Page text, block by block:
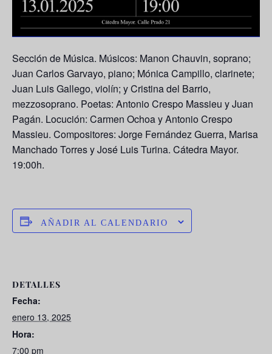
Sección de Música. Músicos: Manon Chauvin, soprano;
Juan Carlos Garvayo, piano; Mónica Campillo, clarinete;
Juan Luis Gallego, violín; y Cristina del Barrio,
mezzosoprano. Poetas: Antonio Crespo Massieu y Juan
Pagán. Locución: Carmen Ochoa y Antonio Crespo
Massieu. Compositores: Jorge Fernández Guerra, Marisa
Manchado Torres y José Luis Turina. Cátedra Mayor.
19:00h.
AÑADIR AL CALENDARIO
DETALLES
Fecha:
enero 13, 2025
Hora:
7:00 pm